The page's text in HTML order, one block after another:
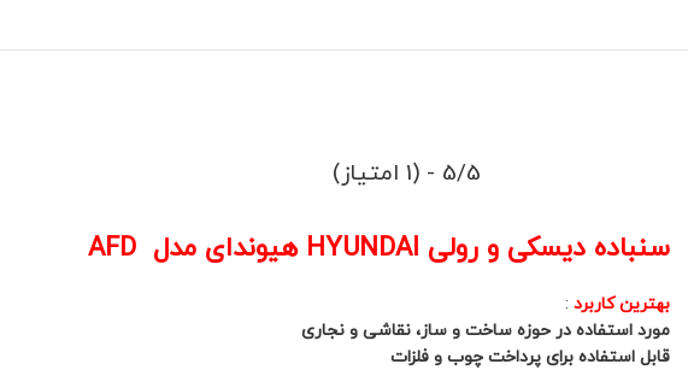
5/5 - (1 امتیاز)
سنباده دیسکی و رولی HYUNDAI هیوندای مدل AFD
بهترین کاربرد :
مورد استفاده در حوزه ساخت و ساز، نقاشی و نجاری
قابل استفاده برای پرداخت چوب و فلزات